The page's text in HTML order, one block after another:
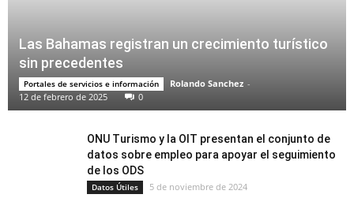
Las Bahamas registran un crecimiento turístico
sin precedentes
Portales de servicios e información Rolando Sanchez -
12 de febrero de 2025
0
ONU Turismo y la OIT presentan el conjunto de
datos sobre empleo para apoyar el seguimiento
de los ODS
Datos Útiles 5 de noviembre de 2024